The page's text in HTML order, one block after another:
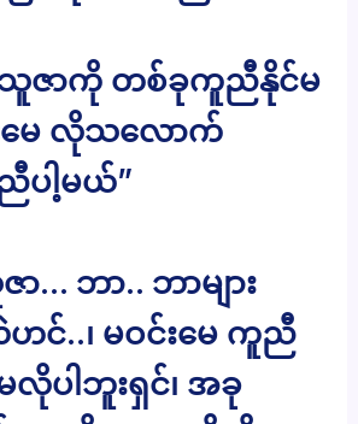
သူဇာကို တစ်ခုကူညီနိုင်မ
းမေ လိုသလောက်
ပါ့မယ်”
… ဘာ.. ဘာများ
င်..၊ မဝင်းမေ ကူညီ
လိုပါဘူးရှင်၊ အခု